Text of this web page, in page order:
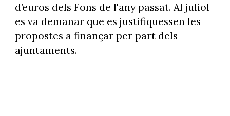
d’euros dels Fons de l'any passat. Al juliol
es va demanar que es justifiquessen les
propostes a finançar per part dels
ajuntaments.